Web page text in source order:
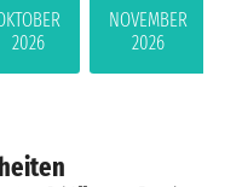
2026
NOVEMBER
2026